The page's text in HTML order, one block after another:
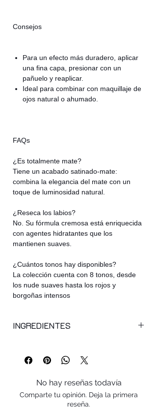
Consejos
Para un efecto más duradero, aplicar
una fina capa, presionar con un
pañuelo y reaplicar.
Ideal para combinar con maquillaje de
ojos natural o ahumado.
FAQs
¿Es totalmente mate?
Tiene un acabado satinado-mate:
combina la elegancia del mate con un
toque de luminosidad natural.
¿Reseca los labios?
No. Su fórmula cremosa está enriquecida
con agentes hidratantes que los
mantienen suaves.
¿Cuántos tonos hay disponibles?
La colección cuenta con 8 tonos, desde
los nude suaves hasta los rojos y
borgoñas intensos
INGREDIENTES
dicaprylate/dicaprate, vinyl
dimethicone/methicone silsesquioxane
palmitate, synthetic wax, helianthus
annuus seed cera (helianthus annuus
No hay reseñas todavía
Comparte tu opinión. Deja la primera
reseña.